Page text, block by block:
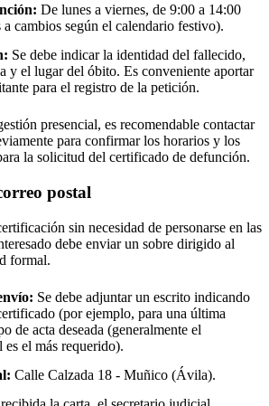
De lunes a viernes, de 9:00 a 14:00
a cambios según el calendario festivo).
Se debe indicar la identidad del fallecido,
y el lugar del óbito. Es conveniente aportar
para el registro de la petición.
presencial, es recomendable contactar
para confirmar los horarios y los
la solicitud del certificado de defunción.
postal
sin necesidad de personarse en las
debe enviar un sobre dirigido al
formal.
Se debe adjuntar un escrito indicando
(por ejemplo, para una última
de acta deseada (generalmente el
el más requerido).
Calle Calzada 18 - Muñico (Ávila).